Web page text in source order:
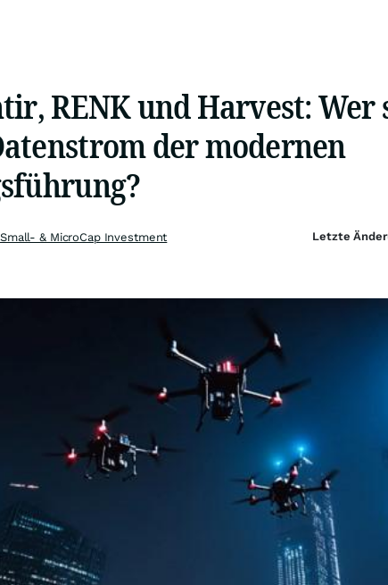
RENK und Harvest:
der modernen
Small- & MicroCap Investment Letzte